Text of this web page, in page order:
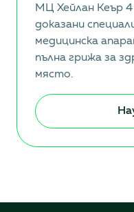
МЦ Хейлан Кеър
доказани
медицинска
пълна грижа за
място.